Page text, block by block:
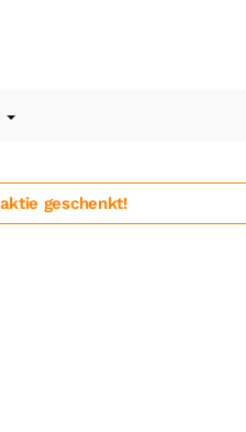
geschenkt!